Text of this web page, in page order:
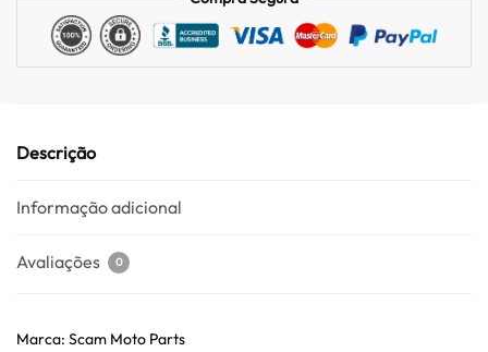
Descrição
Informação adicional
Avaliações 0
Marca: Scam Moto Parts